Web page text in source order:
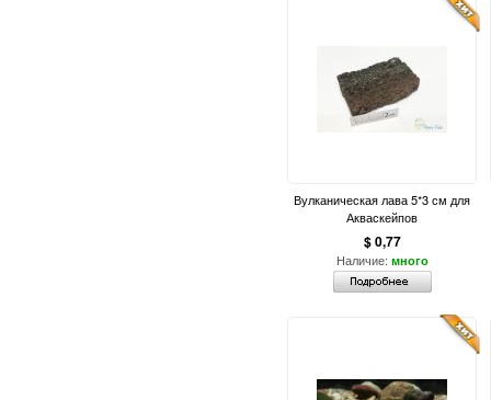
Вулканическая лава 5*3 см для
Акваскейпов
$ 0,77
Наличие: много